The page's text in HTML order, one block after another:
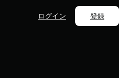
ログイン 登録